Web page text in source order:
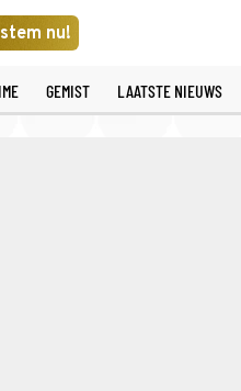
stem nu!
GEMIST LAATSTE NIEUWS